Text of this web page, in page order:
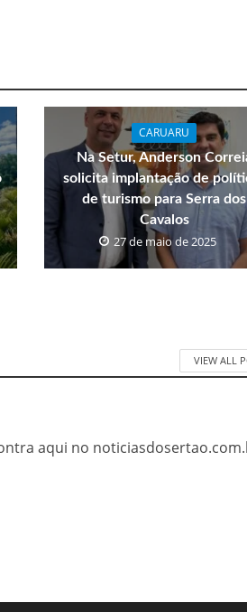
CARUARU
Na Setur, Anderson
solicita implantação de
de turismo para Serra dos
Cavalos
27 de maio de 2025
VIEW ALL
aqui no